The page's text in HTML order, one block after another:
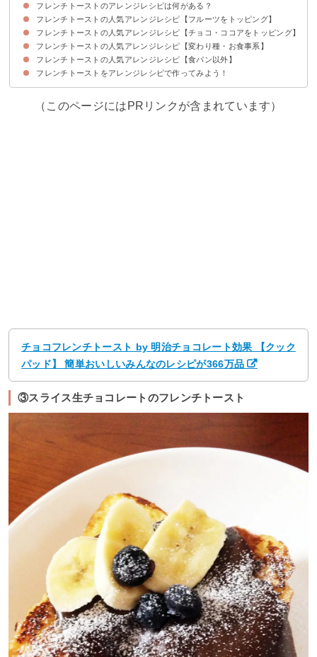
フレンチトーストのアレンジレシピは何がある？
フレンチトーストの人気アレンジレシピ【フルーツをトッピング】
①キウイフルーツのフレンチトースト
②いちごのトッピングフレンチトースト
③いちごとバナナのフレンチトースト
④ネーブルオレンジのフレンチトースト
⑤ラムバナナのフレンチトースト
⑥オレンジフレンチトースト
フレンチトーストの人気アレンジレシピ【チョコ・ココアをトッピング】
①チョコベリーのフレンチトースト
②チョコのフレンチトースト
③スライス生チョコレートのフレンチトースト
④ココアのフレンチトースト
フレンチトーストの人気アレンジレシピ【変わり種・お食事系】
①スティックフレンチトースト
②抹茶フレンチトースト
③コーヒーのフレンチトースト
④黒蜜ときな粉のフレンチトースト
⑤抹茶オレのフレンチトースト
⑥赤ワインと甘酒の大人なフレンチトースト
⑦バジルチーズのフレンチトースト
⑧甘くないチーズフレンチトースト
⑨甘くないフレンチトーストのトマトソースがけ
⑩ツナマヨネーズのフレンチトースト
⑪肉入りフレンチトースト
フレンチトーストの人気アレンジレシピ【食パン以外】
①パン粉のフレンチトースト
②おもちのフレンチトースト
③ベーグルでフレンチトースト
④車麩のフレンチトースト
フレンチトーストをアレンジレシピで作ってみよう！
（このページにはPRリンクが含まれています）
チョコフレンチトースト by 明治チョコレート効果 【クック
パッド】 簡単おいしいみんなのレシピが366万品
③スライス生チョコレートのフレンチトースト